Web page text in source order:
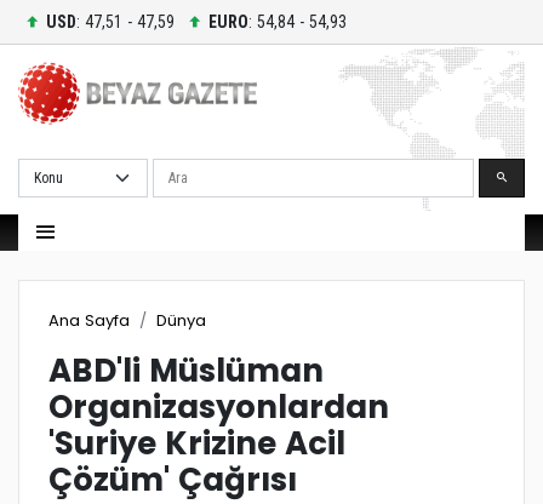
USD: 47,51 - 47,59 EURO: 54,84 - 54,93
Ara
Ana Sayfa Dünya
ABD'li Müslüman
Organizasyonlardan
'Suriye Krizine Acil
Çözüm' Çağrısı